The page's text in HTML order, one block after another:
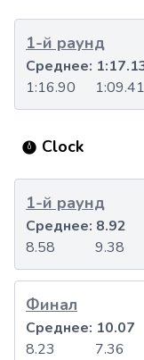
1-й раунд
1:16.90 1:09.41
Среднее:
Clock
1-й раунд
8.58 9.38
Среднее: 8.92
Финал
8.23 7.36
Среднее: 10.07